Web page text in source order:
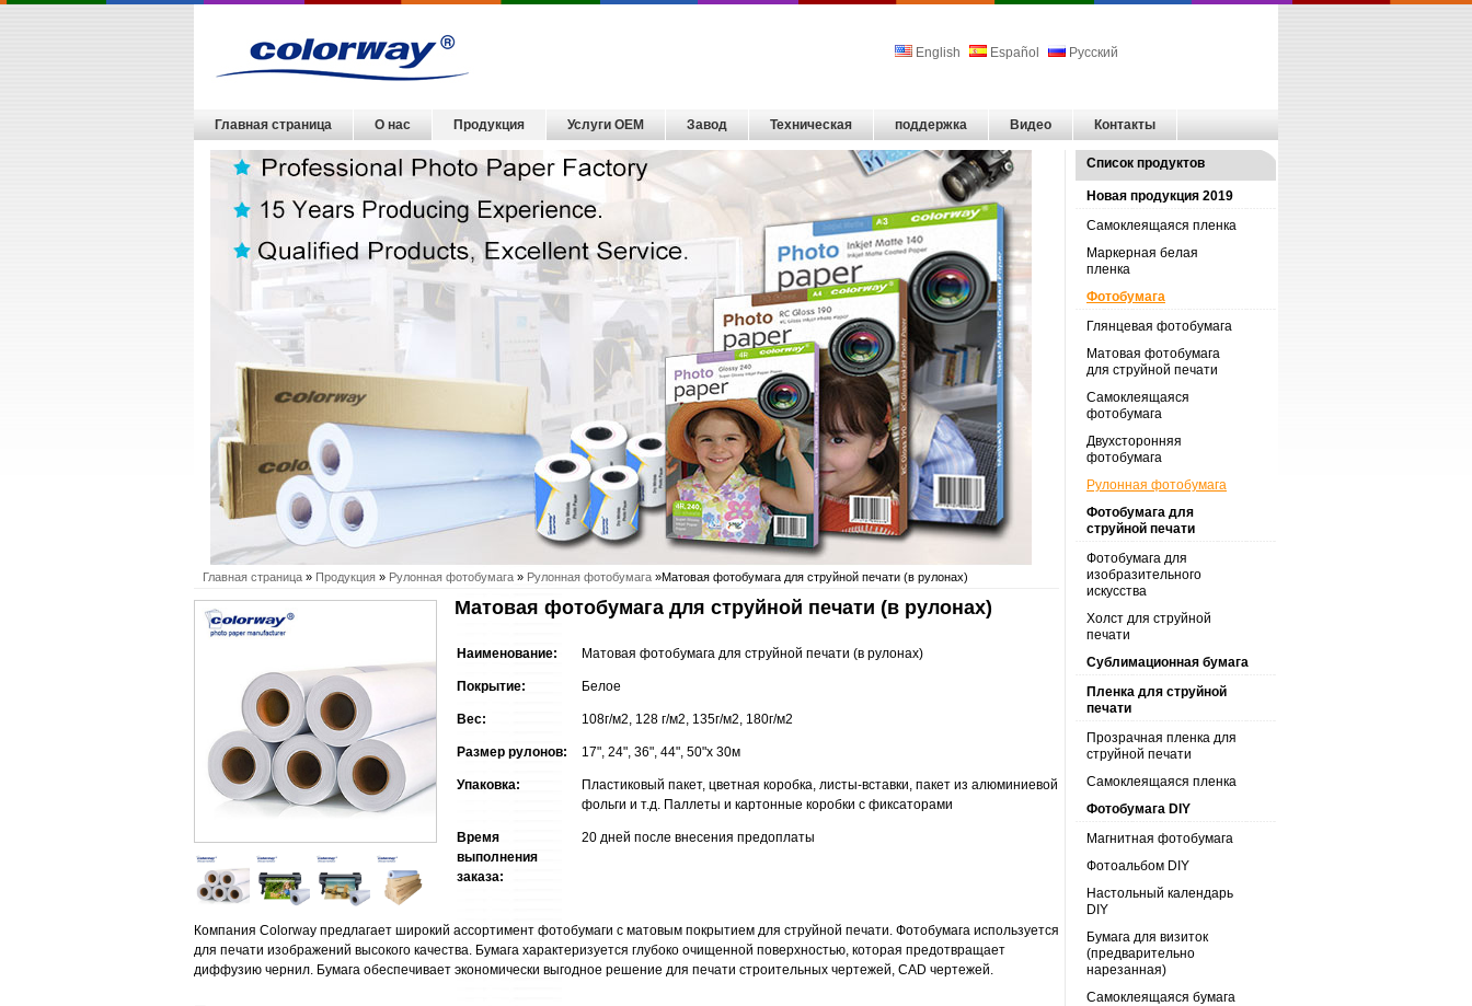
English Español Русский
Главная страница О нас Продукция Услуги OEM Завод Техническая поддержка Видео Контакты
Список продуктов
Новая продукция 2019
Самоклеящаяся пленка
Маркерная белая
пленка
Фотобумага
Глянцевая фотобумага
Матовая фотобумага
для струйной печати
Самоклеящаяся
фотобумага
Двухсторонняя
фотобумага
Рулонная фотобумага
Фотобумага для
струйной печати
Фотобумага для
изобразительного
искусства
Холст для струйной
печати
Сублимационная бумага
Пленка для струйной
печати
Прозрачная пленка для
струйной печати
Самоклеящаяся пленка
Фотобумага DIY
Магнитная фотобумага
Фотоальбом DIY
Настольный календарь
DIY
Бумага для визиток
(предварительно
нарезанная)
Самоклеящаяся бумага
Главная страница » Продукция » Рулонная фотобумага » Рулонная фотобумага »Матовая фотобумага для струйной печати (в рулонах)
Матовая фотобумага для струйной печати (в рулонах)
Наименование: Матовая фотобумага для струйной печати (в рулонах)
Покрытие: Белое
Вес: 108г/м2, 128 г/м2, 135г/м2, 180г/м2
Размер рулонов: 17", 24", 36", 44", 50"x 30м
Упаковка:
Пластиковый пакет, цветная коробка, листы-вставки, пакет из алюминиевой
фольги и т.д. Паллеты и картонные коробки с фиксаторами
Время
выполнения
заказа:
20 дней после внесения предоплаты
Компания Colorway предлагает широкий ассортимент фотобумаги с матовым покрытием для струйной печати. Фотобумага используется
для печати изображений высокого качества. Бумага характеризуется глубоко очищенной поверхностью, которая предотвращает
диффузию чернил. Бумага обеспечивает экономически выгодное решение для печати строительных чертежей, CAD чертежей.